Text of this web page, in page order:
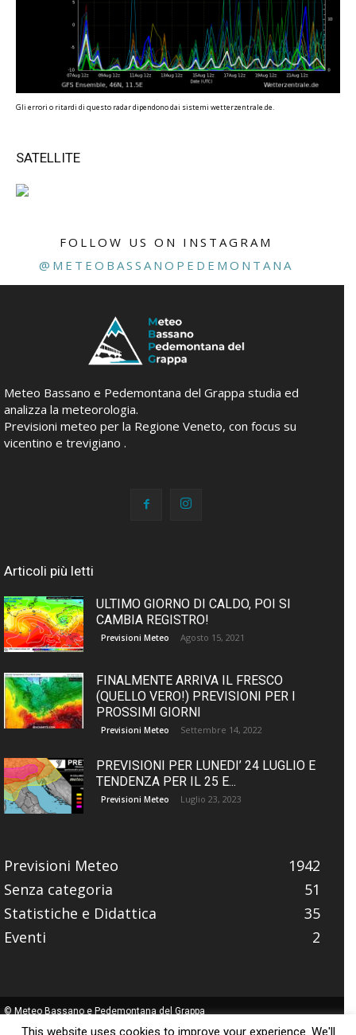
Gli errori o ritardi di questo radar dipendono dai sistemi wetterzentrale.de.
SATELLITE
FOLLOW US ON INSTAGRAM
@METEOBASSANOPEDEMONTANA
Meteo Bassano e Pedemontana del Grappa studia ed
analizza la meteorologia.
Previsioni meteo per la Regione Veneto, con focus su
vicentino e trevigiano .
Articoli più letti
ULTIMO GIORNO DI CALDO, POI SI
CAMBIA REGISTRO!
Previsioni Meteo Agosto 15, 2021
FINALMENTE ARRIVA IL FRESCO
(QUELLO VERO!) PREVISIONI PER I
PROSSIMI GIORNI
Previsioni Meteo Settembre 14, 2022
PREVISIONI PER LUNEDI’ 24 LUGLIO E
TENDENZA PER IL 25 E...
Previsioni Meteo Luglio 23, 2023
Previsioni Meteo
1942
Senza categoria
51
Statistiche e Didattica
35
Eventi
2
© Meteo Bassano e Pedemontana del Grappa
Website made with byFabitus